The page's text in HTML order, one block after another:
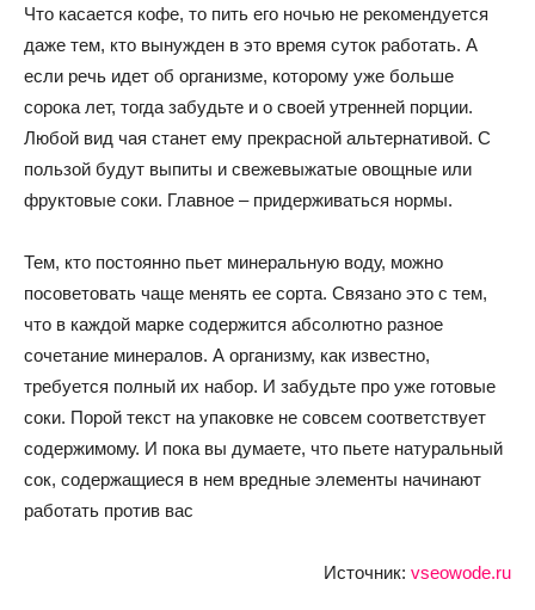
Что касается кофе, то пить его ночью не рекомендуется
даже тем, кто вынужден в это время суток работать. А
если речь идет об организме, которому уже больше
сорока лет, тогда забудьте и о своей утренней порции.
Любой вид чая станет ему прекрасной альтернативой. С
пользой будут выпиты и свежевыжатые овощные или
фруктовые соки. Главное – придерживаться нормы.
Тем, кто постоянно пьет минеральную воду, можно
посоветовать чаще менять ее сорта. Связано это с тем,
что в каждой марке содержится абсолютно разное
сочетание минералов. А организму, как известно,
требуется полный их набор. И забудьте про уже готовые
соки. Порой текст на упаковке не совсем соответствует
содержимому. И пока вы думаете, что пьете натуральный
сок, содержащиеся в нем вредные элементы начинают
работать против вас
Источник: vseowode.ru